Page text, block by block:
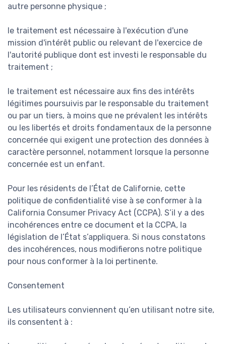
autre personne physique ;
le traitement est nécessaire à l'exécution d'une
mission d'intérêt public ou relevant de l'exercice de
l'autorité publique dont est investi le responsable du
traitement ;
le traitement est nécessaire aux fins des intérêts
légitimes poursuivis par le responsable du traitement
ou par un tiers, à moins que ne prévalent les intérêts
ou les libertés et droits fondamentaux de la personne
concernée qui exigent une protection des données à
caractère personnel, notamment lorsque la personne
concernée est un enfant.
Pour les résidents de l’État de Californie, cette
politique de confidentialité vise à se conformer à la
California Consumer Privacy Act (CCPA). S’il y a des
incohérences entre ce document et la CCPA, la
législation de l’État s’appliquera. Si nous constatons
des incohérences, nous modifierons notre politique
pour nous conformer à la loi pertinente.
Consentement
Les utilisateurs conviennent qu’en utilisant notre site,
ils consentent à :